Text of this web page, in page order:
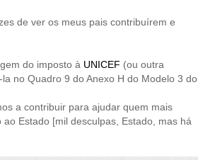
de ver os meus pais contribuírem e
do imposto à UNICEF (ou outra
no Quadro 9 do Anexo H do Modelo 3 do
a contribuir para ajudar quem mais
Estado [mil desculpas, Estado, mas há